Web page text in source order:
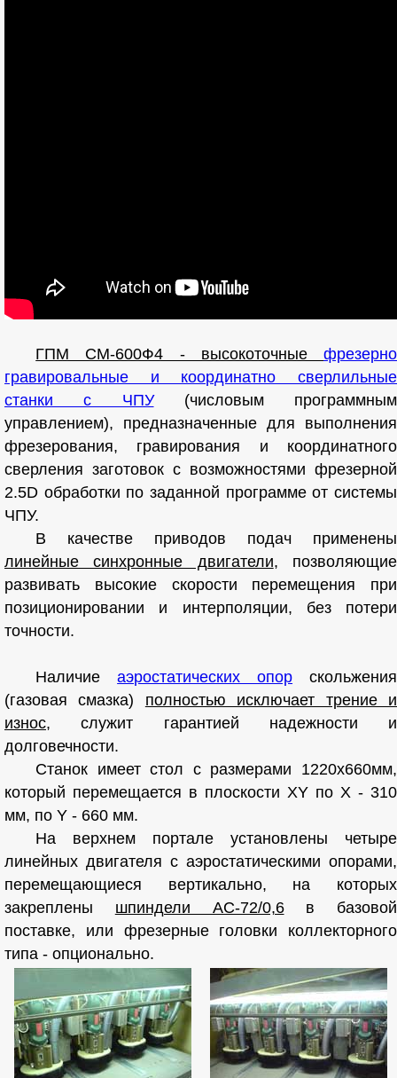
ГПМ CM-600Ф4 - высокоточные фрезерно
гравировальные и координатно сверлильные
станки с ЧПУ(числовым программным
управлением), предназначенные для выполнения
фрезерования, гравирования и координатного
сверления заготовок с возможностями фрезерной
2.5D обработки по заданной программе от системы
ЧПУ.
В качестве приводов подач применены
линейные синхронные двигатели, позволяющие
развивать высокие скорости перемещения при
позиционировании и интерполяции, без потери
точности.
Наличиеаэростатических опор скольжения
(газовая смазка) полностью исключает трение и
износ, служит гарантией надежности и
долговечности.
Станок имеет стол с размерами 1220x660мм,
который перемещается в плоскости XY по X - 310
мм, по Y - 660 мм.
На верхнем портале установлены четыре
линейных двигателя с аэростатическими опорами,
перемещающиеся вертикально, на которых
закреплены шпиндели AC-72/0,6в базовой
поставке, или фрезерные головки коллекторного
типа - опционально.